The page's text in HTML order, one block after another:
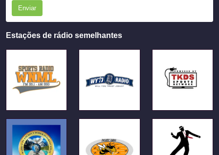
Enviar
Estações de rádio semelhantes